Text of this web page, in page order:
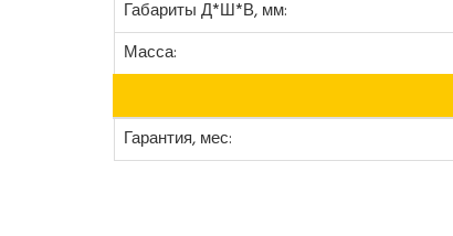
Габариты Д*Ш*В, мм:
Масса:
Гарантия, мес: